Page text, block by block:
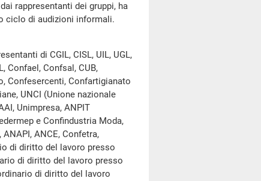
rappresentanti dei gruppi, ha
ciclo di audizioni informali.
di CGIL, CISL, UIL, UGL,
Confael, Confsal, CUB,
Confesercenti, Confartigianato
UNCI (Unione nazionale
Unimpresa, ANPIT
e Confindustria Moda,
ANCE, Confetra,
di diritto del lavoro presso
di diritto del lavoro presso
di diritto del lavoro